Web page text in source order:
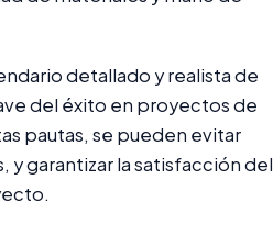
detallado y realista de
del éxito en proyectos de
pautas, se pueden evitar
y garantizar la satisfacción del